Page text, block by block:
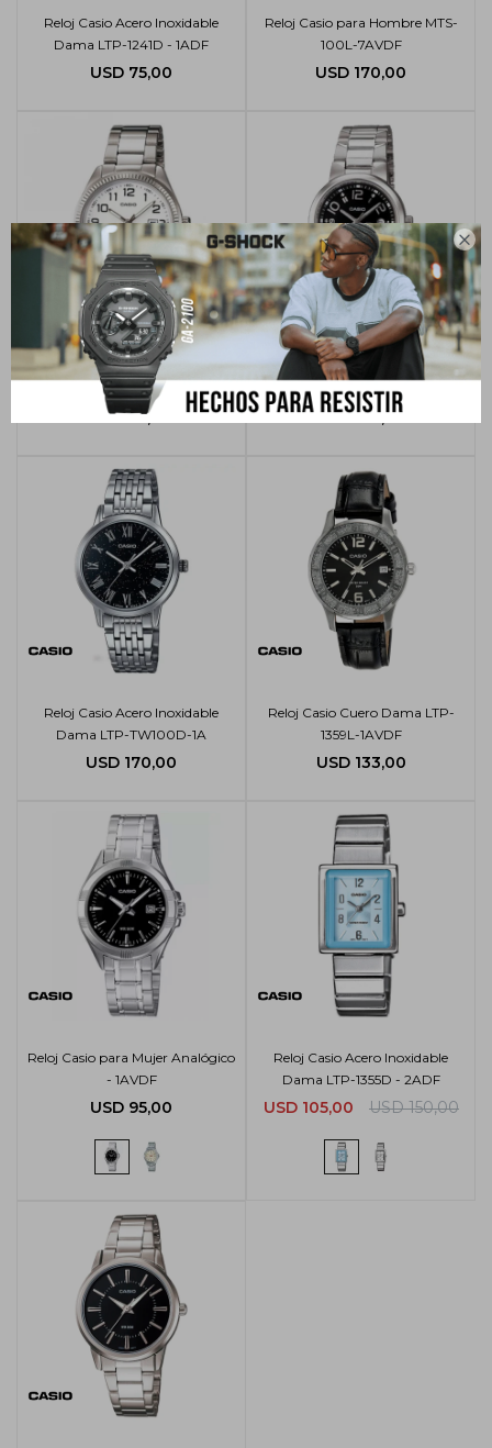

Reloj Casio Acero Inoxidable
Dama LTP-1241D - 1ADF
USD 75,00
Reloj Casio para Hombre MTS-
100L-7AVDF
USD 170,00
Reloj Casio Acero Inoxidable
Dama LTP-1302D - 7BVDF
USD 95,00
Reloj Casio Acero Inoxidable
Dama LTP-1292D-1AVDF
USD 145,00
Reloj Casio Acero Inoxidable
Dama LTP-TW100D-1A
USD 170,00
Reloj Casio Cuero Dama LTP-
1359L-1AVDF
USD 133,00
Reloj Casio para Mujer Analógico
- 1AVDF
USD 95,00
Reloj Casio Acero Inoxidable
Dama LTP-1355D - 2ADF
USD 105,00 USD 150,00